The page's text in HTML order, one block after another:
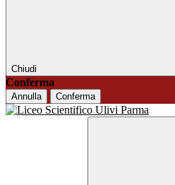
Chiudi
Conferma
Annulla Conferma